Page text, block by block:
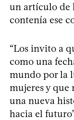
un artículo de
contenía ese
“Los invito a
como una
mundo por la
mujeres y que
una nueva
hacia el